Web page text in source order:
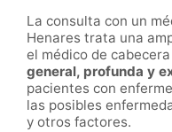
La consulta con un
Henares trata una
el médico de
general, profunda y
pacientes con
las posibles
y otros factores.